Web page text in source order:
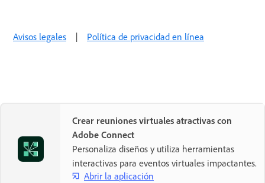
Avisos legales | Política de privacidad en línea
Crear reuniones virtuales atractivas con
Adobe Connect
Personaliza diseños y utiliza herramientas
interactivas para eventos virtuales impactantes.
Abrir la aplicación